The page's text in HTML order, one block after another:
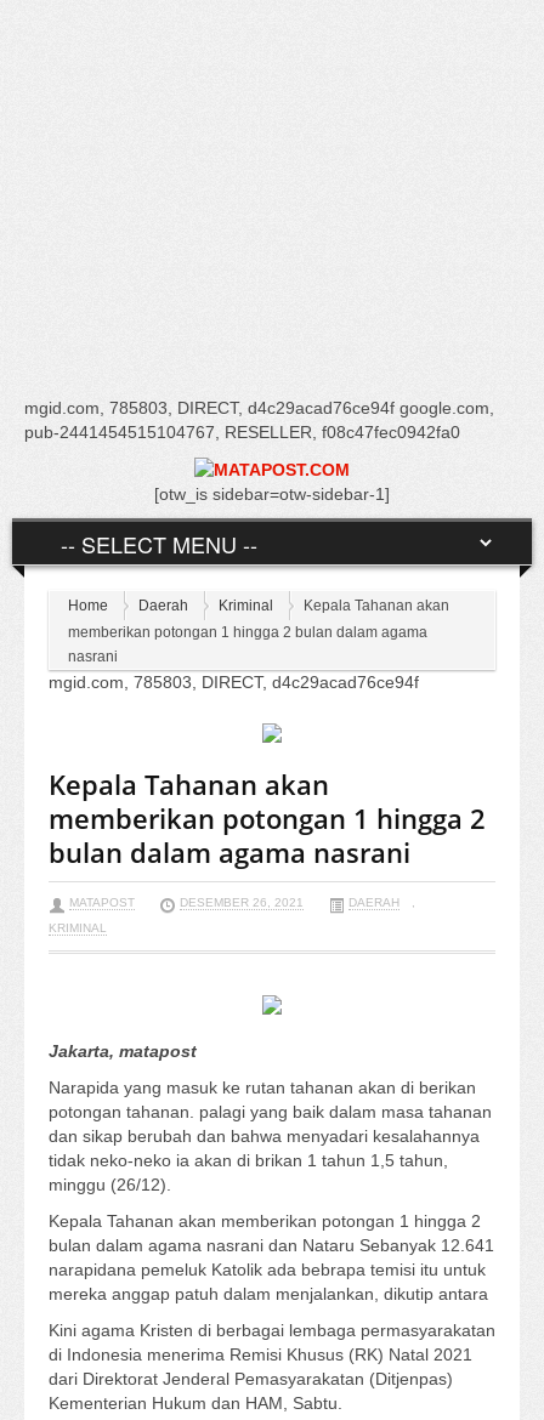
mgid.com, 785803, DIRECT, d4c29acad76ce94f google.com,
pub-2441454515104767, RESELLER, f08c47fec0942fa0
[otw_is sidebar=otw-sidebar-1]
Home Daerah Kriminal
Kepala Tahanan akan
memberikan potongan 1 hingga 2 bulan dalam agama
nasrani
mgid.com, 785803, DIRECT, d4c29acad76ce94f
Kepala Tahanan akan
memberikan potongan 1 hingga 2
bulan dalam agama nasrani
MATAPOST DESEMBER 26, 2021 DAERAH
,
KRIMINAL
Jakarta, matapost
Narapida yang masuk ke rutan tahanan akan di berikan
potongan tahanan. palagi yang baik dalam masa tahanan
dan sikap berubah dan bahwa menyadari kesalahannya
tidak neko-neko ia akan di brikan 1 tahun 1,5 tahun,
minggu (26/12).
Kepala Tahanan akan memberikan potongan 1 hingga 2
bulan dalam agama nasrani dan Nataru Sebanyak 12.641
narapidana pemeluk Katolik ada bebrapa temisi itu untuk
mereka anggap patuh dalam menjalankan, dikutip antara
Kini agama Kristen di berbagai lembaga permasyarakatan
di Indonesia menerima Remisi Khusus (RK) Natal 2021
dari Direktorat Jenderal Pemasyarakatan (Ditjenpas)
Kementerian Hukum dan HAM, Sabtu.